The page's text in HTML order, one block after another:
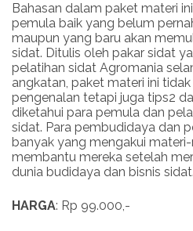
Bahasan dalam paket materi
pemula baik yang belum
maupun yang baru akan
sidat. Ditulis oleh pakar sidat
pelatihan sidat Agromania
angkatan, paket materi ini
pengenalan tetapi juga tips2
diketahui para pemula dan
sidat. Para pembudidaya dan
banyak yang mengakui
membantu mereka setelah
dunia budidaya dan bisnis sidat.
HARGA: Rp 99.000,-